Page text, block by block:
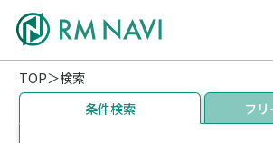
TOP
検索
条件検索
フ